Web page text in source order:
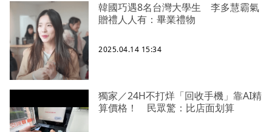
韓國巧遇8名台灣大學生 李多慧霸氣
贈禮人人有：畢業禮物
2025.04.14 15:34
獨家／24H不打烊「回收手機」靠AI精
算價格！ 民眾驚：比店面划算